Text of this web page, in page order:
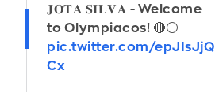
𝐉𝐎𝐓𝐀 𝐒𝐈𝐋𝐕𝐀 - Welcome
to Olympiacos! 🔴⚪️
pic.twitter.com/epJIsJjQ
Cx